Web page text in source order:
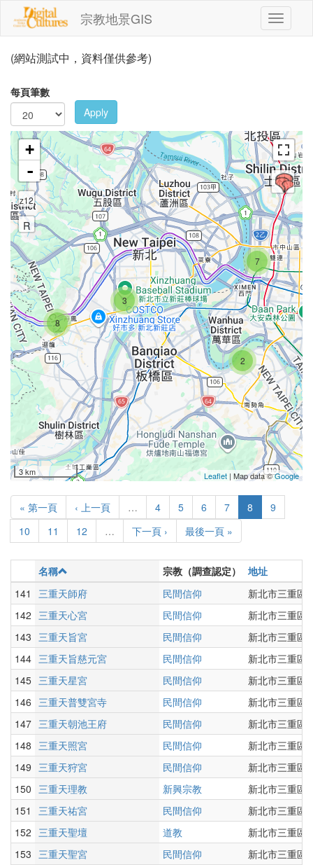
移至主內容
宗教地景GIS
Toggle
(網站測試中，資料僅供參考)
每頁筆數
Apply
2
7
3
8
+
-
z12
R
3 km Leaflet | Map data ©Google
« 第一頁 ‹ 上一頁 … 4 5 6 7 8
9
10
11 12 … 下一頁 › 最後一頁 »
名稱 宗教（調查認定）
地址
141
三重天師府 民間信仰
新北市三重區
142 三重天心宮 民間信仰
新北市三重區
143 三重天旨宮 民間信仰
新北市三重區
144 三重天旨慈元宮 民間信仰
新北市三重區
145 三重天星宮 民間信仰
新北市三重區
146 三重天普雙宮寺 民間信仰
新北市三重區
147 三重天朝池王府 民間信仰
新北市三重區
148 三重天照宮 民間信仰
新北市三重區
149 三重天狩宮 民間信仰
新北市三重區
150 三重天理教 新興宗教
新北市三重區
151
三重天祐宮 民間信仰
新北市三重區
152 三重天聖壇 道教
新北市三重區
153 三重天聖宮 民間信仰
新北市三重區